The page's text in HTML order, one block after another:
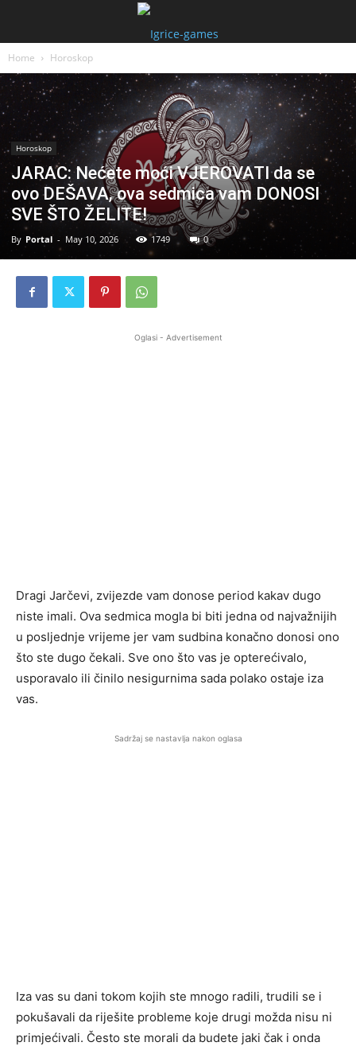
Home Horoskop
Horoskop
JARAC: Nećete moći VJEROVATI da se
ovo DEŠAVA, ova sedmica vam DONOSI
SVE ŠTO ŽELITE!
By Portal - May 10, 2026 1749 0
Oglasi - Advertisement
Dragi Jarčevi, zvijezde vam donose period kakav dugo
niste imali. Ova sedmica mogla bi biti jedna od najvažnijih
u posljednje vrijeme jer vam sudbina konačno donosi ono
što ste dugo čekali. Sve ono što vas je opterećivalo,
usporavalo ili činilo nesigurnima sada polako ostaje iza
vas.
Sadržaj se nastavlja nakon oglasa
Iza vas su dani tokom kojih ste mnogo radili, trudili se i
pokušavali da riješite probleme koje drugi možda nisu ni
primjećivali. Često ste morali da budete jaki čak i onda